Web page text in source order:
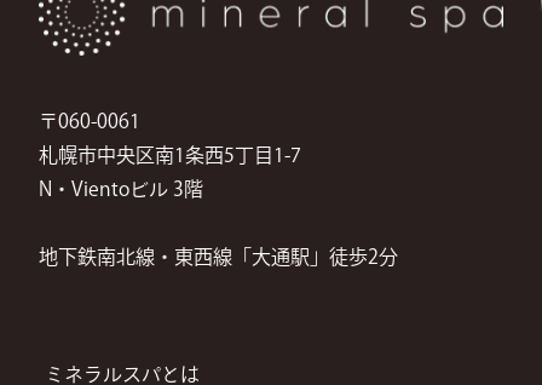
〒060-0061
札幌市中央区南1条西5丁目1-7
N・Vientoビル 3階
地下鉄南北線・東西線「大通駅」徒歩2分
ミネラルスパとは